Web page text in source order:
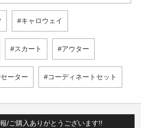
キャロウェイ
スカート アウター
セーター コーディネートセット
/ご購入ありがとうございます!!